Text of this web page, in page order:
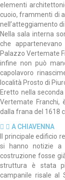
elementi
cuoio, frammenti di
nell’atteggiamento
Nella sala interna
che
Palazzo Vertemate
infine non può
capolavoro
località Prosto di
Eretto nella
Vertemate Franchi,
dalla frana del 1618
A CHIAVENNA
Il principale edificio
si hanno notizie a
costruzione fosse
struttura è stata
campanile risale al